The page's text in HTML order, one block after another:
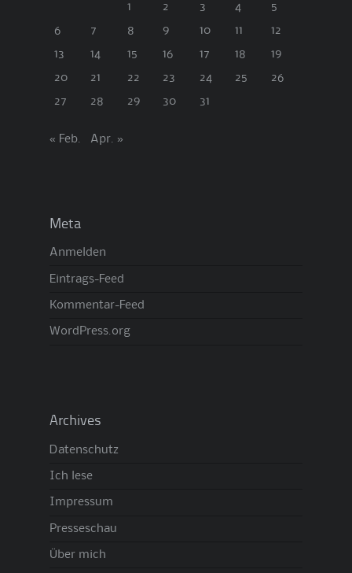
1
2 3 4 5
6 7 8 9 10 11 12
13 14 15 16 17 18 19
20 21 22 23 24 25 26
27 28 29 30 31
« Feb. Apr. »
Meta
Anmelden
Eintrags-Feed
Kommentar-Feed
WordPress.org
Archives
Datenschutz
Ich lese
Impressum
Presseschau
Über mich